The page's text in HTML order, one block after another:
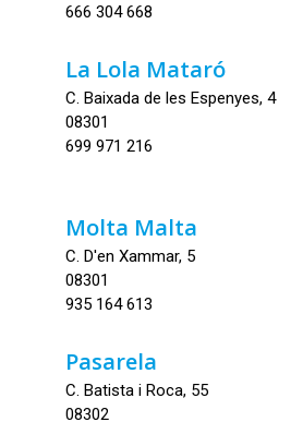
666 304 668
La Lola Mataró
C. Baixada de les Espenyes, 4
08301
699 971 216
Molta Malta
C. D'en Xammar, 5
08301
935 164 613
Pasarela
C. Batista i Roca, 55
08302